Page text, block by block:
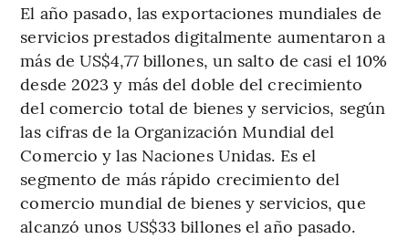
El año pasado, las exportaciones mundiales de
servicios prestados digitalmente aumentaron a
más de US$4,77 billones, un salto de casi el 10%
desde 2023 y más del doble del crecimiento
del comercio total de bienes y servicios, según
las cifras de la Organización Mundial del
Comercio y las Naciones Unidas. Es el
segmento de más rápido crecimiento del
comercio mundial de bienes y servicios, que
alcanzó unos US$33 billones el año pasado.